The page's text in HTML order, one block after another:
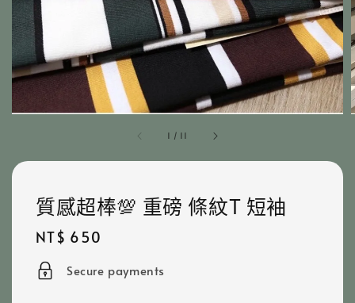
1 / 11
質感超棒💯 重磅 條紋T 短袖
Regular
price
NT$ 650
Secure payments